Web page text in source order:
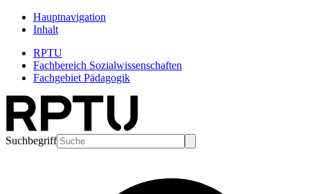
Hauptnavigation
Inhalt
RPTU
Fachbereich Sozialwissenschaften
Fachgebiet Pädagogik
Suchbegriff